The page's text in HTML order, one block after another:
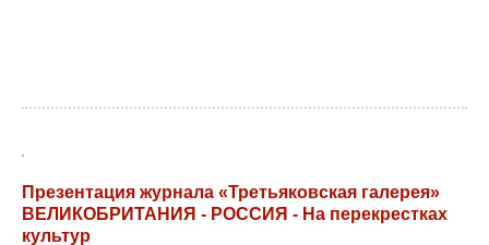
Презентация журнала «Третьяковская галерея»
ВЕЛИКОБРИТАНИЯ - РОССИЯ - На перекрестках
культур